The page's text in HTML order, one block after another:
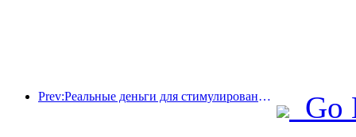
Prev:Реальные деньги для стимулирования потребления, во многих местах были выпущены купоны на культурные и туристические расходы 1 мая
Go